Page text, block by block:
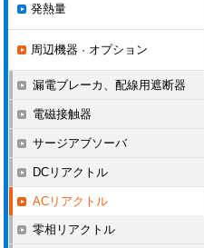
発熱量
周辺機器 · オプション
漏電ブレーカ、配線用遮断器
電磁接触器
サージアブソーバ
DCリアクトル
ACリアクトル
零相リアクトル